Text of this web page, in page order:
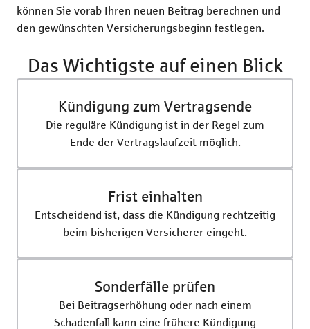
können Sie vorab Ihren neuen Beitrag berechnen und
den gewünschten Versicherungsbeginn festlegen.
Das Wichtigste auf einen Blick
Kündigung zum Vertragsende
Die reguläre Kündigung ist in der Regel zum
Ende der Vertragslaufzeit möglich.
Frist einhalten
Entscheidend ist, dass die Kündigung rechtzeitig
beim bisherigen Versicherer eingeht.
Sonderfälle prüfen
Bei Beitragserhöhung oder nach einem
Schadenfall kann eine frühere Kündigung